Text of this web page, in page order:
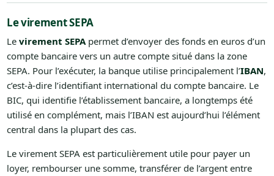
Le virement SEPA
Le virement SEPApermet d’envoyer des fonds en euros d’un
compte bancaire vers un autre compte situé dans la zone
SEPA. Pour l’exécuter, la banque utilise principalement l’IBAN,
c’est-à-dire l’identifiant international du compte bancaire. Le
BIC, qui identifie l’établissement bancaire, a longtemps été
utilisé en complément, mais l’IBAN est aujourd’hui l’élément
central dans la plupart des cas.
Le virement SEPA est particulièrement utile pour payer un
loyer, rembourser une somme, transférer de l’argent entre